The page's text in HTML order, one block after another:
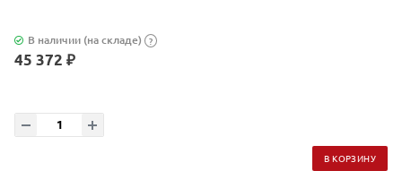
В наличии (на складе) ?
45 372 ₽
В КОРЗИНУ